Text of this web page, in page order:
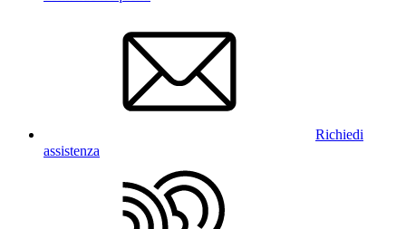
Richiedi
assistenza